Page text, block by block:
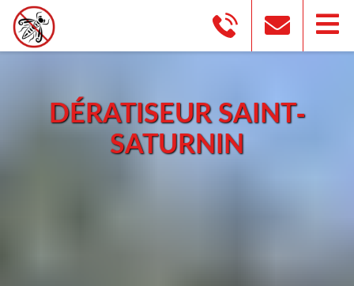
DÉRATISEUR SAINT-
SATURNIN